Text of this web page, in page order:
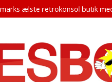
ælste retrokonsol butik